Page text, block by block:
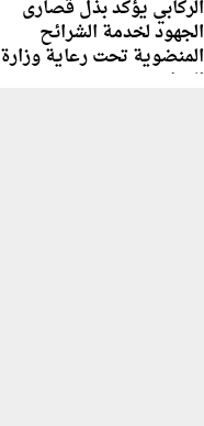
الركابي يؤكد بذل قصارى
الجهود لخدمة الشرائح
المنضوية تحت رعاية وزارة
العمل